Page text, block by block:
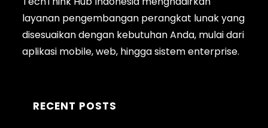
layanan pengembangan perangkat lunak yang
disesuaikan dengan kebutuhan Anda, mulai dari
aplikasi mobile, web, hingga sistem enterprise.
RECENT POSTS